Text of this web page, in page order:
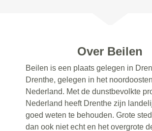
Over Beilen
Beilen is een plaats gelegen in
Drenthe, gelegen in het
Nederland. Met de dunstbevolkte
Nederland heeft Drenthe zijn
goed weten te behouden. Grote
dan ook niet echt en het overgrote